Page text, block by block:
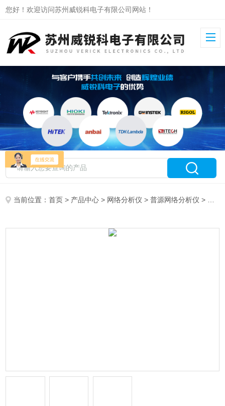
您好！欢迎访问苏州威锐科电子有限公司网站！
当前位置：首页 > 产品中心 > 网络分析仪 >普源网络分析仪 > DNA6264普源矢量网络分析仪